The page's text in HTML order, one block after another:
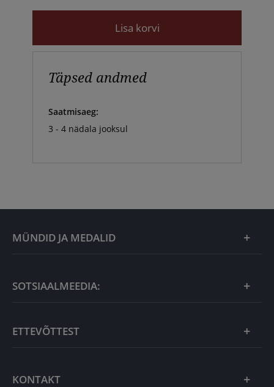
Lisa korvi
Täpsed andmed
Saatmisaeg:
3 - 4 nädala jooksul
MÜNDID JA MEDALID
Kuu eripakkumine
Eesti tooted
SOTSIAALMEEDIA:
ETTEVÕTTEST
KONTAKT